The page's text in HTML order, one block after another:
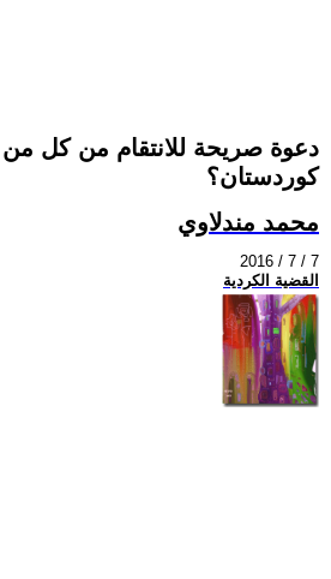
دعوة صريحة للانتقام من كل
كوردستان؟
محمد مندلاوي
2016 / 7 / 7
القضية الكردية